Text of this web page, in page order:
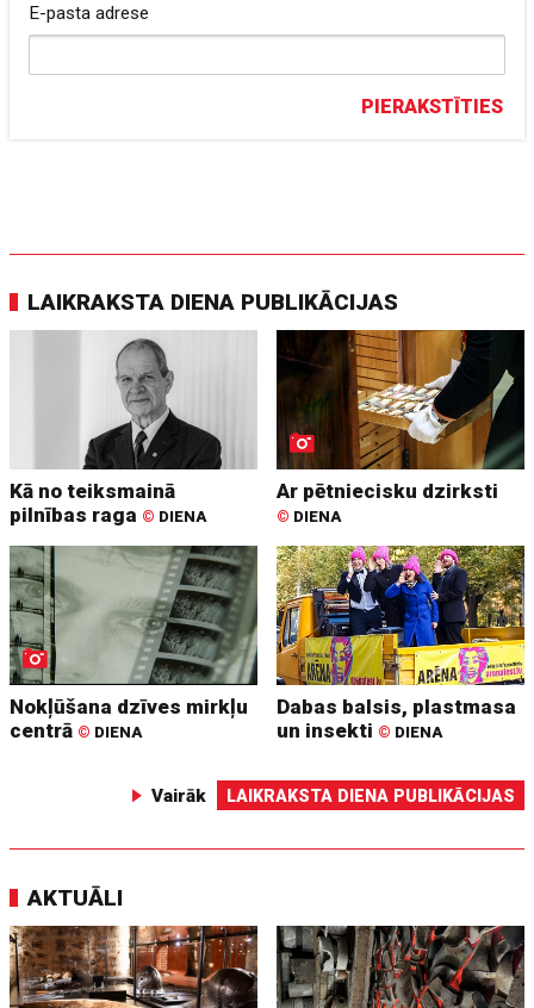
E-pasta adrese
PIERAKSTĪTIES
LAIKRAKSTA DIENA PUBLIKĀCIJAS
Kā no teiksmainā
pilnības raga © DIENA
Ar pētniecisku dzirksti
© DIENA
Nokļūšana dzīves mirkļu
centrā © DIENA
Dabas balsis, plastmasa
un insekti © DIENA
Vairāk LAIKRAKSTA DIENA PUBLIKĀCIJAS
AKTUĀLI